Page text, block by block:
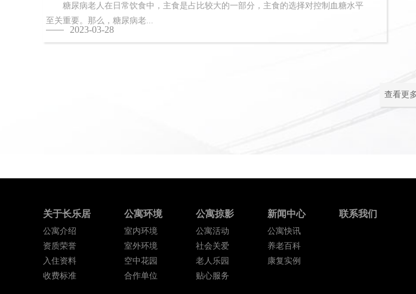
糖尿病老人在日常饮食中，主食是占比较大的一部分，主食的选择对控制血糖水平
至关重要。那么，糖尿病老...
2023-03-28
查看更
关于长乐居
公寓介绍
资质荣誉
入住资料
收费标准
公寓环境
室内环境
室外环境
空中花园
合作单位
公寓掠影
公寓活动
社会关爱
老人乐园
贴心服务
新闻中心
公寓快讯
养老百科
康复实例
联系我们